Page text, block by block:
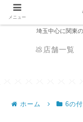
埼玉中心に関東
💩店舗一覧
ホーム 6の
メニュー